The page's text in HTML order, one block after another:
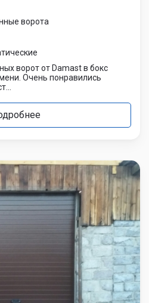
ворота
ворот от Damast в бокс
Очень понравились